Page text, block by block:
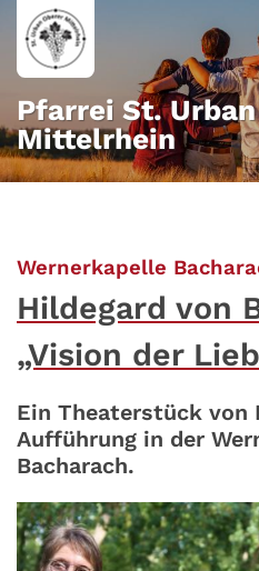
Zum Inhalt springen
Pfarrei St.
Mittelrhein
Wernerkapelle
Hildegard von
„Vision der
Ein Theaterstück von
Aufführung in der
Bacharach.